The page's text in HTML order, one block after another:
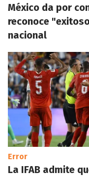
México da por
reconoce
nacional
Error
La IFAB admite